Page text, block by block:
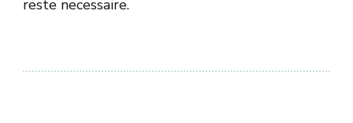
reste necessaire.